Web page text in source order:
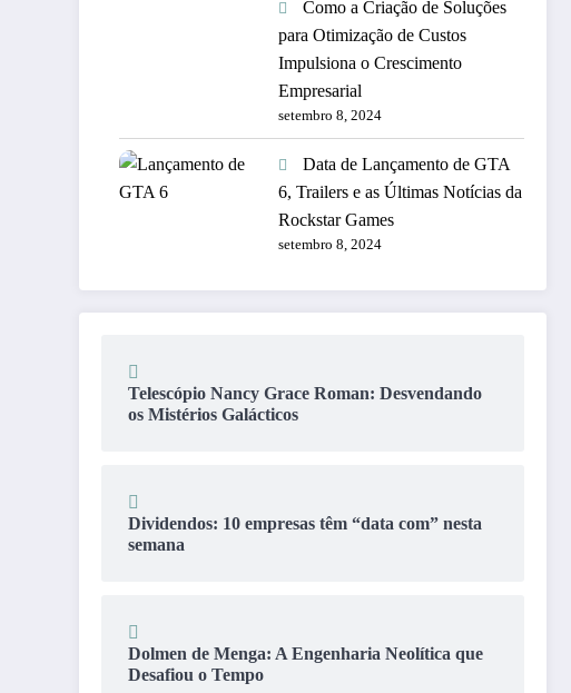
Como a Criação de Soluções
para Otimização de Custos
Impulsiona o Crescimento
Empresarial
setembro 8, 2024
Data de Lançamento de GTA
6, Trailers e as Últimas Notícias da
Rockstar Games
setembro 8, 2024
Telescópio Nancy Grace Roman: Desvendando
os Mistérios Galácticos
Dividendos: 10 empresas têm “data com” nesta
semana
Dolmen de Menga: A Engenharia Neolítica que
Desafiou o Tempo